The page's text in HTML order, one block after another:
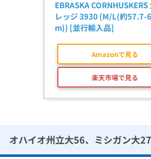
EBRASKA CORNHUSKERS
レッジ 3930 (M/L(約57.7-
m)) [並行輸入品]
Amazonで見る
楽天市場で見る
オハイオ州立大56、ミシガン大27